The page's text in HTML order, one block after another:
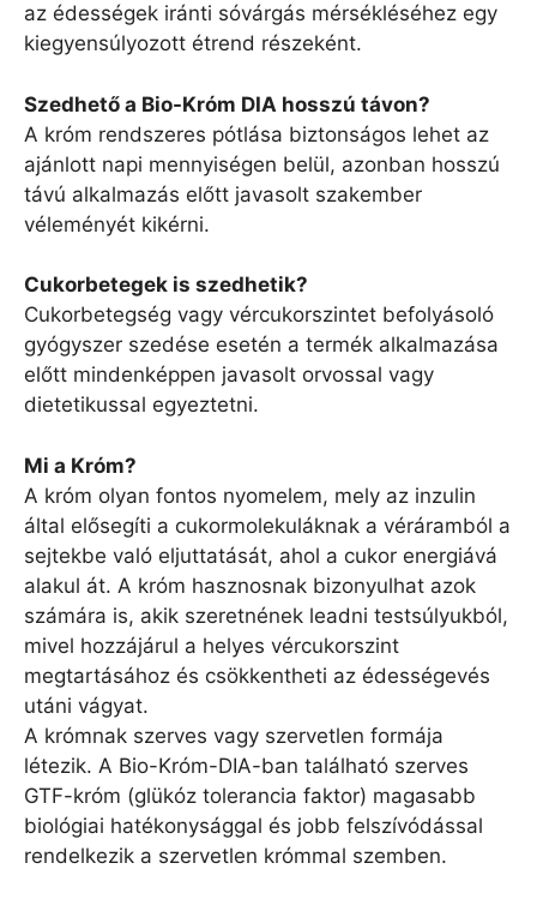
az édességek iránti sóvárgás mérsékléséhez egy
kiegyensúlyozott étrend részeként.
Szedhető a Bio-Króm DIA hosszú távon?
A króm rendszeres pótlása biztonságos lehet az
ajánlott napi mennyiségen belül, azonban hosszú
távú alkalmazás előtt javasolt szakember
véleményét kikérni.
Cukorbetegek is szedhetik?
Cukorbetegség vagy vércukorszintet befolyásoló
gyógyszer szedése esetén a termék alkalmazása
előtt mindenképpen javasolt orvossal vagy
dietetikussal egyeztetni.
Mi a Króm?
A króm olyan fontos nyomelem, mely az inzulin
által elősegíti a cukormolekuláknak a véráramból a
sejtekbe való eljuttatását, ahol a cukor energiává
alakul át. A króm hasznosnak bizonyulhat azok
számára is, akik szeretnének leadni testsúlyukból,
mivel hozzájárul a helyes vércukorszint
megtartásához és csökkentheti az édességevés
utáni vágyat.
A krómnak szerves vagy szervetlen formája
létezik. A Bio-Króm-DIA-ban található szerves
GTF-króm (glükóz tolerancia faktor) magasabb
biológiai hatékonysággal és jobb felszívódással
rendelkezik a szervetlen krómmal szemben.